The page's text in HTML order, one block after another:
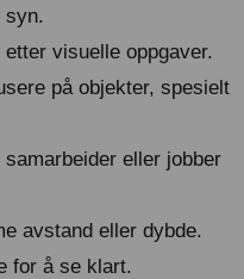
syn.
visuelle oppgaver.
på objekter, spesielt
eller jobber
avstand eller dybde.
for å se klart.